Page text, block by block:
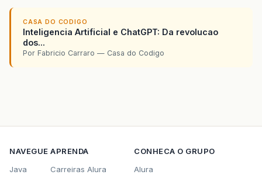
CASA DO CODIGO
Inteligencia Artificial e ChatGPT: Da revolucao
dos...
Por Fabricio Carraro — Casa do Codigo
NAVEGUE
Java
APRENDA
Carreiras Alura
CONHECA O GRUPO
Alura